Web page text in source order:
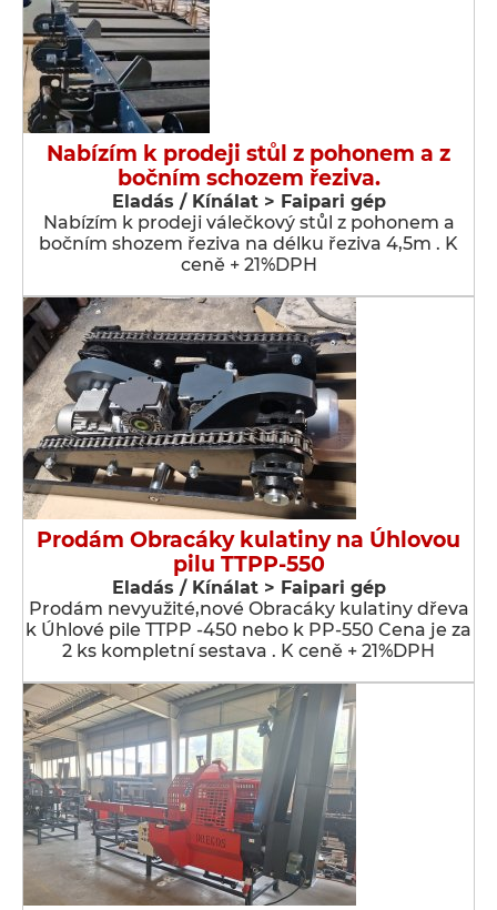
Nabízím k prodeji stůl z pohonem a z
bočním schozem řeziva.
Eladás / Kínálat > Faipari gép
Nabízím k prodeji válečkový stůl z pohonem a
bočním shozem řeziva na délku řeziva 4,5m . K
ceně + 21%DPH
Prodám Obracáky kulatiny na Úhlovou
pilu TTPP-550
Eladás / Kínálat > Faipari gép
Prodám nevyužité,nové Obracáky kulatiny dřeva
k Úhlové pile TTPP -450 nebo k PP-550 Cena je za
2 ks kompletní sestava . K ceně + 21%DPH